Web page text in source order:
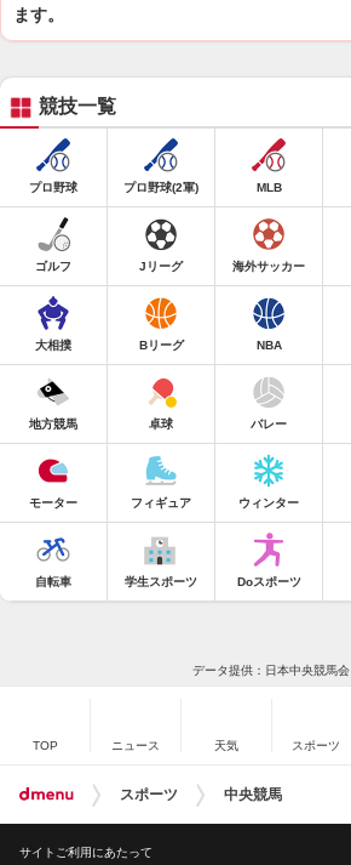
ます。
競技一覧
プロ野球 プロ野球(2軍) MLB
ゴルフ Jリーグ 海外サッカー
大相撲 Bリーグ NBA
地方競馬 卓球 バレー
モーター フィギュア ウィンター
自転車 学生スポーツ Doスポーツ
データ提供：日本中央競馬会
TOP ニュース 天気 スポーツ
スポーツ 中央競馬
サイトご利用にあたって